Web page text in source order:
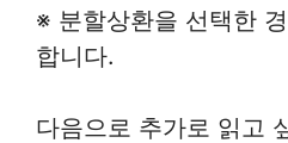
※ 분할상환을 선택한
합니다.
다음으로 추가로 읽고